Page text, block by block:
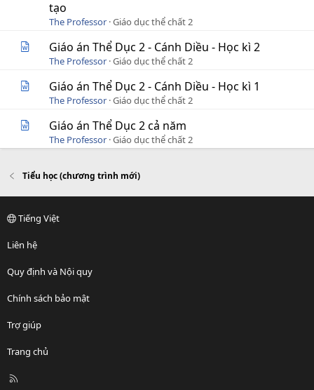
tạo
The Professor Giáo dục thể chất 2
Giáo án Thể Dục 2 - Cánh Diều - Học kì 2
The Professor Giáo dục thể chất 2
Giáo án Thể Dục 2 - Cánh Diều - Học kì 1
The Professor Giáo dục thể chất 2
Giáo án Thể Dục 2 cả năm
The Professor Giáo dục thể chất 2
Tiểu học (chương trình mới)
Tiếng Việt
Liên hệ
Quy định và Nội quy
Chính sách bảo mật
Trợ giúp
Trang chủ
R